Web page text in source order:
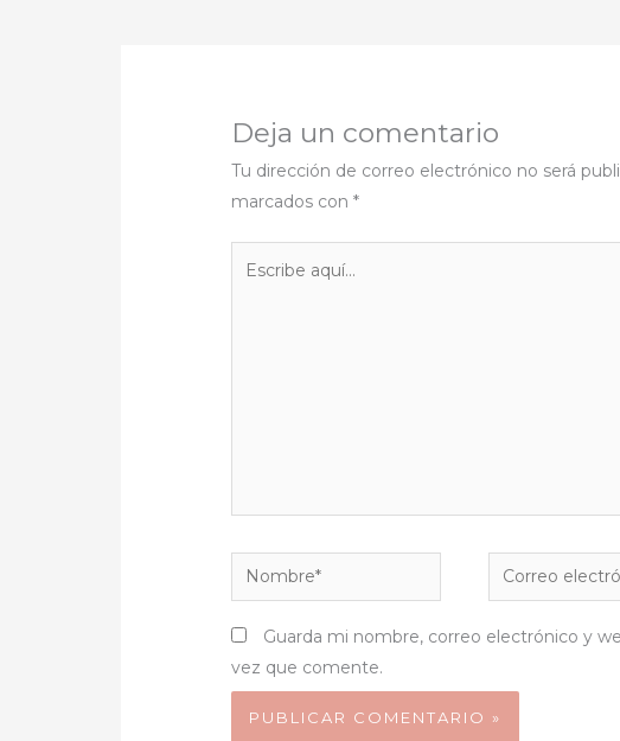
Deja un comentario
Tu dirección de correo electrónico no será
marcados con*
Nombre*
Correo
electrónico*
Guarda mi nombre, correo electrónico y
vez que comente.